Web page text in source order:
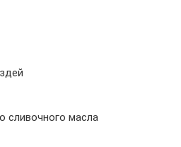
сливочного масла